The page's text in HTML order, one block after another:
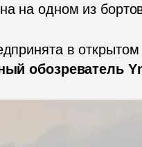
на одном из
в
обозреватель